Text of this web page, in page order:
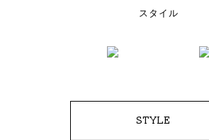
スタイル
STYLE